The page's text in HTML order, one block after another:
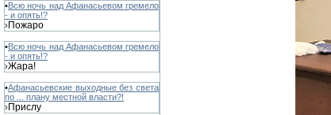
•Всю ночь над Афанасьевом гремело
- и опять!?
›Пожаро
•Всю ночь над Афанасьевом гремело
- и опять!?
›Жара!
•Афанасьевские выходные без света
по ... плану местной власти?!
›Прислу